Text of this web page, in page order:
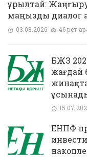
Құрылтай:
маңызды диалог
03.08.2026 46 рет
БЖЗҚ
жағдай
ЕНПФ